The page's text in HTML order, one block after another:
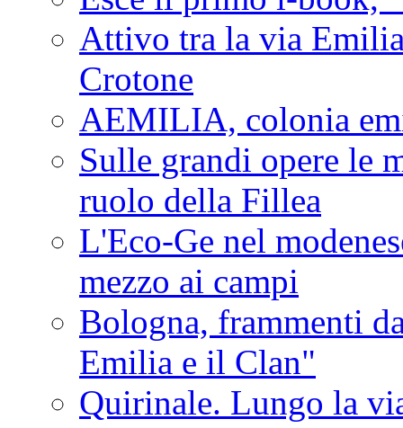
Attivo tra la via
Crotone
AEMILIA, colonia
Sulle grandi opere le
ruolo della Fillea
L'Eco-Ge nel
mezzo ai campi
Bologna, frammenti
Emilia e il Clan"
Quirinale. Lungo la